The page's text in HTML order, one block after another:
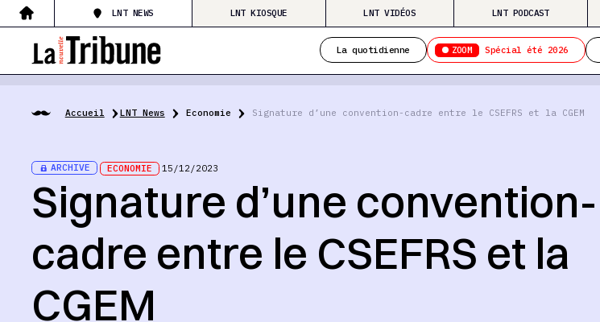
LNT NEWS LNT KIOSQUE LNT VIDÉOS LNT PODCAST
La quotidienne ZOOM Spécial été 2026
Accueil LNT News Economie Signature d’une convention-cadre entre le CSEFRS et la CGEM
ARCHIVE ECONOMIE 15/12/2023
Signature d’une convention-
cadre entre le CSEFRS et la
CGEM